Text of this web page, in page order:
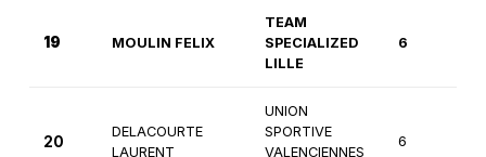
19 MOULIN FELIX
TEAM
SPECIALIZED
LILLE
6
20
DELACOURTE
LAURENT
UNION
SPORTIVE
VALENCIENNES
6